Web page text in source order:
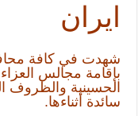
ايران
شهدت في كافة
بإقامة مجالس
الحسينية والظروف
سائدة أثناءها.